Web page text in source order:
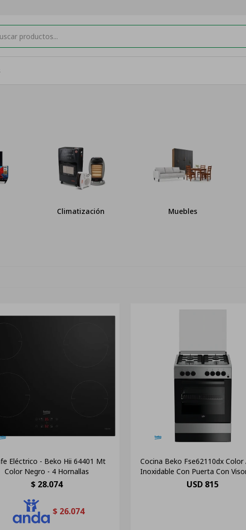
Muebles Cocinas y Hornos
Eléctrico - Beko Hii 64401 Mt
Color Negro - 4 Hornallas
$ 28.074
$ 26.074
Cocina Beko Fse62110dx Color
Inoxidable Con Puerta Con
USD 815